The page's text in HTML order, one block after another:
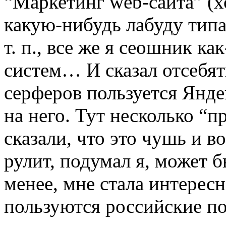
какую-нибудь лабуду
т. п., все же я сеошник
систем… И сказал
серферов пользуется
на него. Тут несколько
сказали, что это чушь и
рулит, подумал я, может
менее, мне стала
пользуются российские